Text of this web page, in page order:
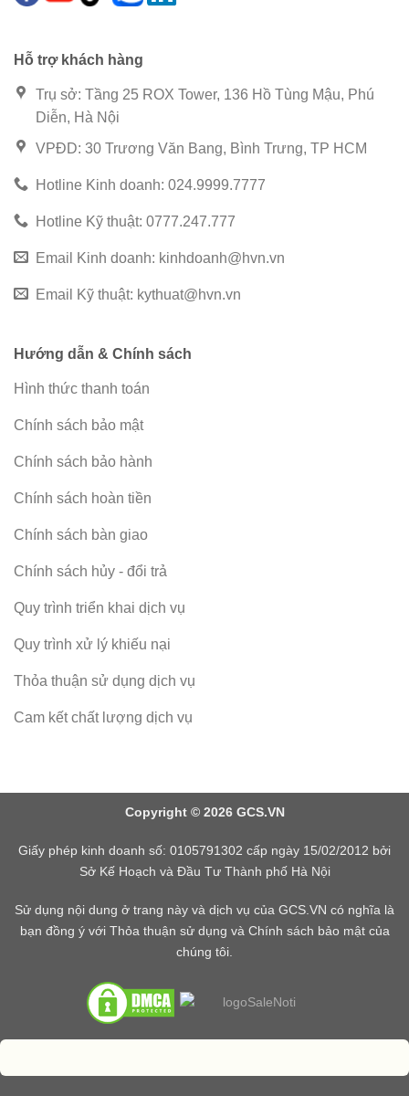
Hỗ trợ khách hàng
Trụ sở: Tầng 25 ROX Tower, 136 Hồ Tùng Mậu, Phú
Diễn, Hà Nội
VPĐD: 30 Trương Văn Bang, Bình Trưng, TP HCM
Hotline Kinh doanh: 024.9999.7777
Hotline Kỹ thuật: 0777.247.777
Email Kinh doanh: kinhdoanh@hvn.vn
Email Kỹ thuật: kythuat@hvn.vn
Hướng dẫn & Chính sách
Hình thức thanh toán
Chính sách bảo mật
Chính sách bảo hành
Chính sách hoàn tiền
Chính sách bàn giao
Chính sách hủy - đổi trả
Quy trình triển khai dịch vụ
Quy trình xử lý khiếu nại
Thỏa thuận sử dụng dịch vụ
Cam kết chất lượng dịch vụ
Copyright © 2026 GCS.VN
Giấy phép kinh doanh số: 0105791302 cấp ngày 15/02/2012 bởi
Sở Kế Hoạch và Đầu Tư Thành phố Hà Nội
Sử dụng nội dung ở trang này và dịch vụ của GCS.VN có nghĩa là
bạn đồng ý với Thỏa thuận sử dụng và Chính sách bảo mật của
chúng tôi.